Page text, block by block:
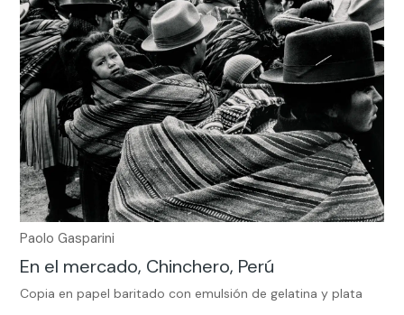
Paolo Gasparini
En el mercado, Chinchero, Perú
Copia en papel baritado con emulsión de gelatina y plata